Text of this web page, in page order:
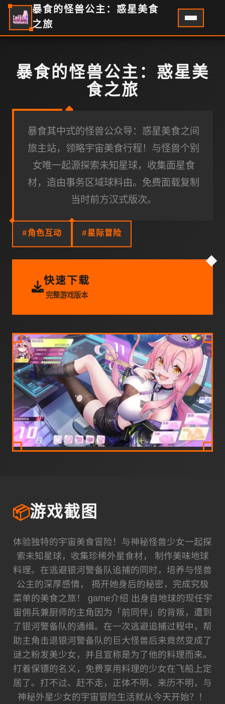
暴食的怪兽公主：惑星美食
之旅
暴食的怪兽公主：惑星美
食之旅
暴食其中式的怪兽公众导：惑星美食之间
旅主站，领略宇宙美食行程！与怪兽个别
女唯一起源探索未知星球，收集面星食
材，造由事务区域球料由。免费面载复制
当时前方汉式版次。
#角色互动 #星际冒险
快速下载
完整游戏版本
📦游戏截图
体验独特的宇宙美食冒险！与神秘怪兽少女一起探
索未知星球，收集珍稀外星食材， 制作美味地球
料理。在逃避银河警备队追捕的同时，培养与怪兽
公主的深厚感情， 揭开她身后的秘密，完成究极
菜单的美食之旅！ game介绍 出身自地球的现任宇
宙佣兵兼厨师的主角因为「前同伴」的背叛，遭到
了银河警备队的通缉。在一次逃避追捕过程中，帮
助主角击退银河警备队的巨大怪兽后来竟然变成了
谜之粉发美少女，并且宣称是为了他的料理而来。
打着保镖的名义，免费享用料理的少女在飞船上定
居了。打不过、赶不走，正体不明、来历不明，与
神秘外星少女的宇宙冒险生活就从今天开始？！